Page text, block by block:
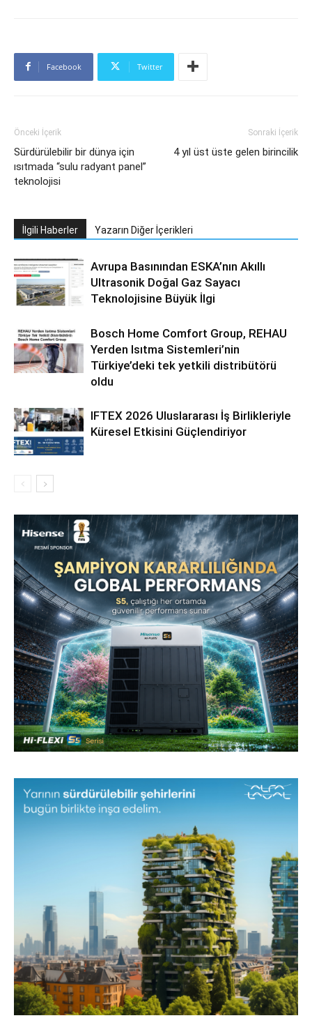
Facebook Twitter
Önceki İçerik
Sürdürülebilir bir dünya için
ısıtmada “sulu radyant panel”
teknolojisi
Sonraki İçerik
4 yıl üst üste gelen birincilik
İlgili Haberler Yazarın Diğer İçerikleri
Avrupa Basınından ESKA’nın Akıllı
Ultrasonik Doğal Gaz Sayacı
Teknolojisine Büyük İlgi
Bosch Home Comfort Group, REHAU
Yerden Isıtma Sistemleri’nin
Türkiye’deki tek yetkili distribütörü
oldu
IFTEX 2026 Uluslararası İş Birlikleriyle
Küresel Etkisini Güçlendiriyor